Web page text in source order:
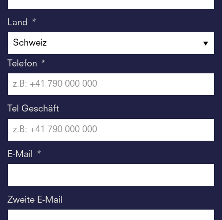
Land *
Telefon *
Tel Geschäft
E-Mail *
Zweite E-Mail